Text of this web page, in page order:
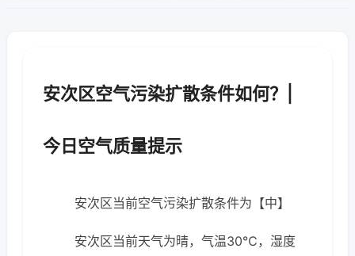
安次区空气污染扩散条件如何？|
今日空气质量提示
安次区当前空气污染扩散条件为【中】
安次区当前天气为晴，气温30℃，湿度